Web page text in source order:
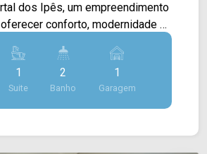
dos Ipês, um empreendimento
conforto, modernidade e
benefício, sendo uma ótima
para morar quanto para
região em constante valorização.
unidades de 55M²,
com plantas inteligentes e
1
Suite
2
Banho
1
Garagem